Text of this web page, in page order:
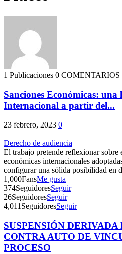
1 Publicaciones 0 COMENTARIOS
Sanciones Económicas: una
Internacional a partir del...
23 febrero, 2023 0
Derecho de audiencia
El trabajo pretende reflexionar sobre
económicas internacionales
configurar una sólida posibilidad en
1,000FansMe gusta
374SeguidoresSeguir
26SeguidoresSeguir
4,011 SeguidoresSeguir
SUSPENSIÓN
CONTRA AUTO DE
PROCESO